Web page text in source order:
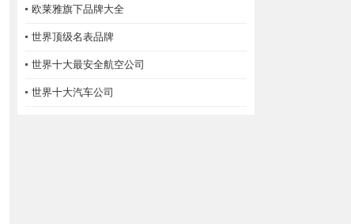
欧莱雅旗下品牌大全
世界顶级名表品牌
世界十大最安全航空公司
世界十大汽车公司